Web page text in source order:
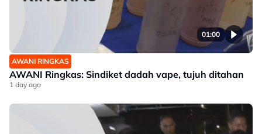
01:00
AWANI RINGKAS
AWANI Ringkas: Sindiket dadah vape, tujuh ditahan
1 day ago